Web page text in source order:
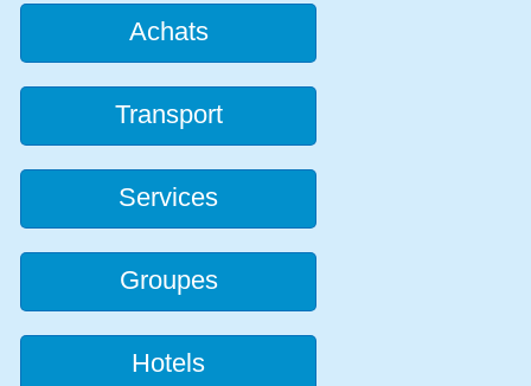
Achats
Transport
Services
Groupes
Hotels